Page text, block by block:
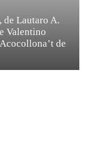
de Lautaro A.
Valentino
de